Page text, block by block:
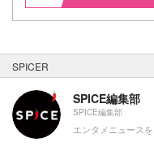
SPICER
SPICE編集部
SPICE編集部
エンタメニュースを